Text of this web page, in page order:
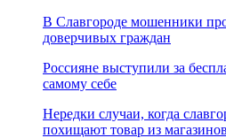
В Славгороде мошенники
доверчивых граждан
Россияне выступили за
самому себе
Нередки случаи, когда
похищают товар из